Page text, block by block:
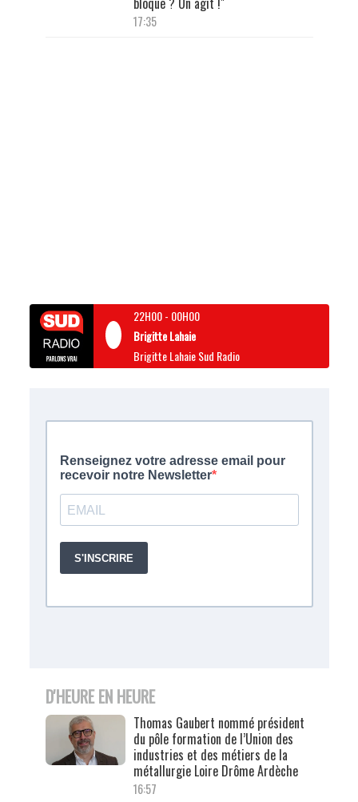
17:35
22H00- 00H00
Brigitte Lahaie
Brigitte Lahaie Sud Radio
D'HEURE EN HEURE
Thomas Gaubert nommé président
du pôle formation de l’Union des
industries et des métiers de la
métallurgie Loire Drôme Ardèche
16:57